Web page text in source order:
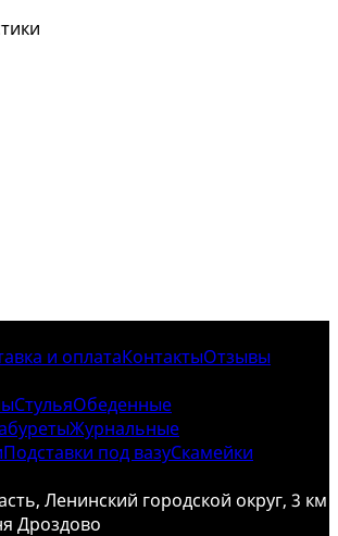
и оплатаКонтактыОтзывы
СтульяОбеденные
Журнальные
Подставки под вазуСкамейки
Ленинский городской округ, 3 км
Дроздово